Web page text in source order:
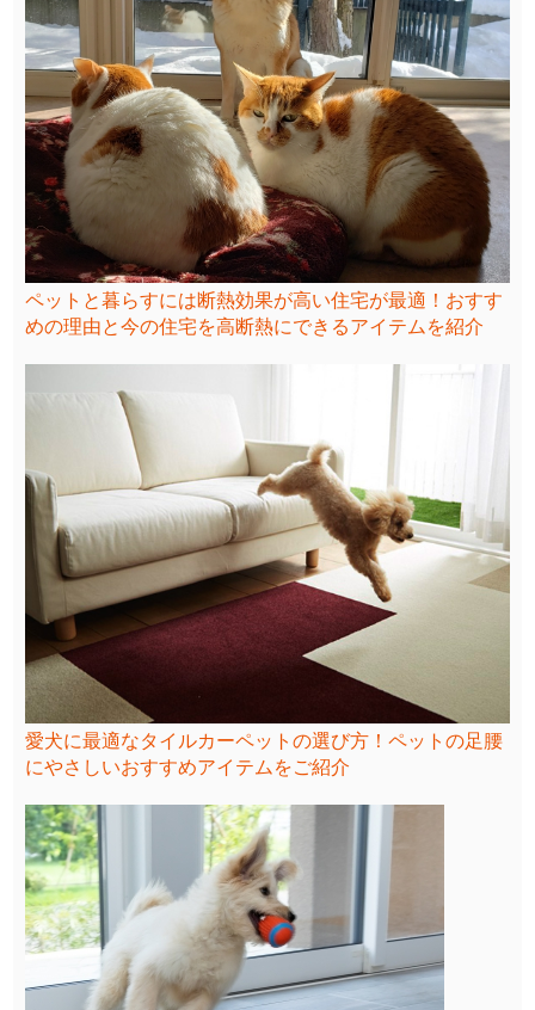
ペットと暮らすには断熱効果が高い住宅が最適！おすす
めの理由と今の住宅を高断熱にできるアイテムを紹介
愛犬に最適なタイルカーペットの選び方！ペットの足腰
にやさしいおすすめアイテムをご紹介